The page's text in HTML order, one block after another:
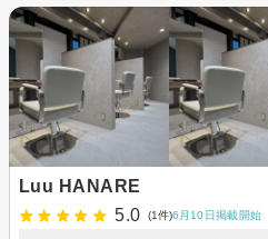
Luu HANARE
5.0
(1件)6月10日掲載開始